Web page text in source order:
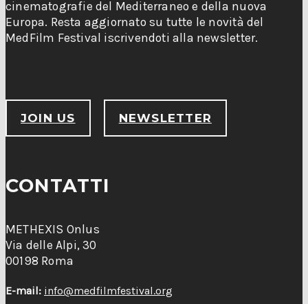
cinematografie del Mediterraneo e della nuova
Europa. Resta aggiornato su tutte le novità del
MedFilm Festival iscrivendoti alla newsletter.
JOIN US NEWSLETTER
CONTATTI
METHEXIS Onlus
Via delle Alpi, 30
00198 Roma
E-mail: info@medfilmfestival.org